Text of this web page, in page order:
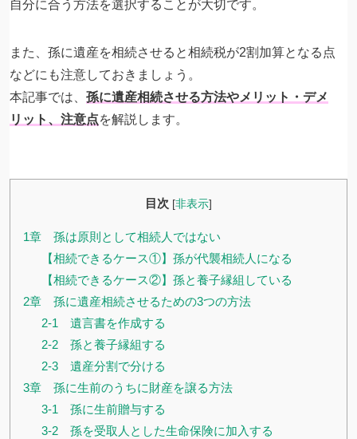
自分に合う方法を選択することが大切です。
また、孫に遺産を相続させると相続税が2割加算となる点
などにも注意しておきましょう。
本記事では、 孫に遺産相続させる方法やメリット・デメ
リット、注意点を解説します。
目次 [非表示]
1章 孫は原則として相続人ではない
【相続できるケース①】孫が代襲相続人になる
【相続できるケース②】孫と養子縁組している
2章 孫に遺産相続させるための3つの方法
2-1 遺言書を作成する
2-2 孫と養子縁組する
2-3 遺産分割で分ける
3章 孫に生前のうちに財産を譲る方法
3-1 孫に生前贈与する
3-2 孫を受取人とした生命保険に加入する